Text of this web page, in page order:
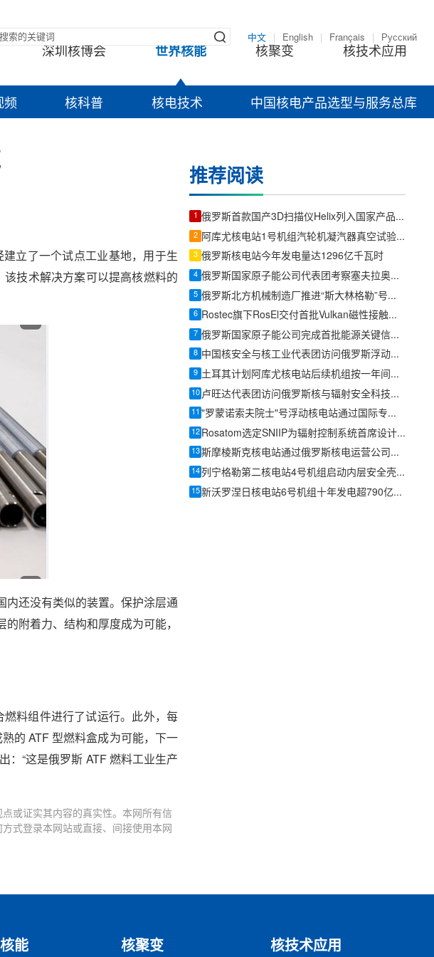
中文 English Français Русский
深圳核博会 世界核能 核聚变 核技术应用
频 核科普 核电技术 中国核电产品选型与服务总库
立了一个试点工业基地，用于生
技术解决方案可以提高核燃料的
内还没有类似的装置。保护涂层通
附着力、结构和厚度成为可能，
燃料组件进行了试运行。此外，每
的 ATF 型燃料盒成为可能，下一
：“这是俄罗斯 ATF 燃料工业生产
或证实其内容的真实性。本网所有信
式登录本网站或直接、间接使用本网
推荐阅读
1 俄罗斯首款国产3D扫描仪Helix列入国家产品名录，Rosatom完善增材制造技术链
2 阿库尤核电站1号机组汽轮机凝汽器真空试验顺利完成
3 俄罗斯核电站今年发电量达1296亿千瓦时
4 俄罗斯国家原子能公司代表团考察塞夫拉奥放射性废物管理设施
5 俄罗斯北方机械制造厂推进“斯大林格勒”号破冰船主推力轴承生产
6 Rostec旗下RosEl交付首批Vulkan磁性接触传感器
7 俄罗斯国家原子能公司完成首批能源关键信息基础设施产品认证
8 中国核安全与核工业代表团访问俄罗斯浮动核热电站
9 土耳其计划阿库尤核电站后续机组按一年间隔投产
10 卢旺达代表团访问俄罗斯核与辐射安全科技中心
11 "罗蒙诺索夫院士"号浮动核电站通过国际专家双周审计，整改项较2022年显著减少
12 Rosatom选定SNIIP为辐射控制系统首席设计机构，统管核设施放射仪表标准化与进口替代保障
13 斯摩棱斯克核电站通过俄罗斯核电运营公司安全专项检查
14 列宁格勒第二核电站4号机组启动内层安全壳施工
15 新沃罗涅日核电站6号机组十年发电超790亿千瓦时
能 核聚变 核技术应用